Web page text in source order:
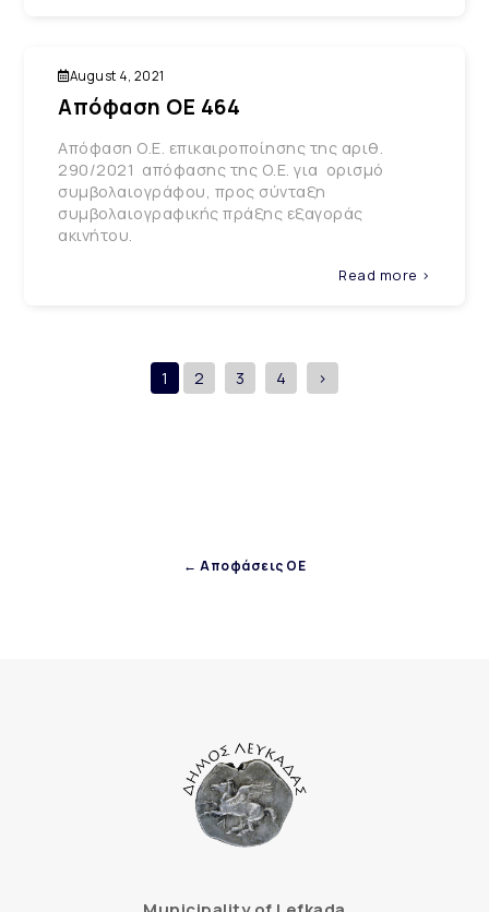
← Αποφάσεις ΟΕ
August 4, 2021
Απόφαση ΟΕ 464
Απόφαση Ο.Ε. επικαιροποίησης της αριθ.
290/2021 απόφασης της Ο.Ε. για ορισμό
συμβολαιογράφου, προς σύνταξη
συμβολαιογραφικής πράξης εξαγοράς
ακινήτου.
Read more >
1 2 3 4 >